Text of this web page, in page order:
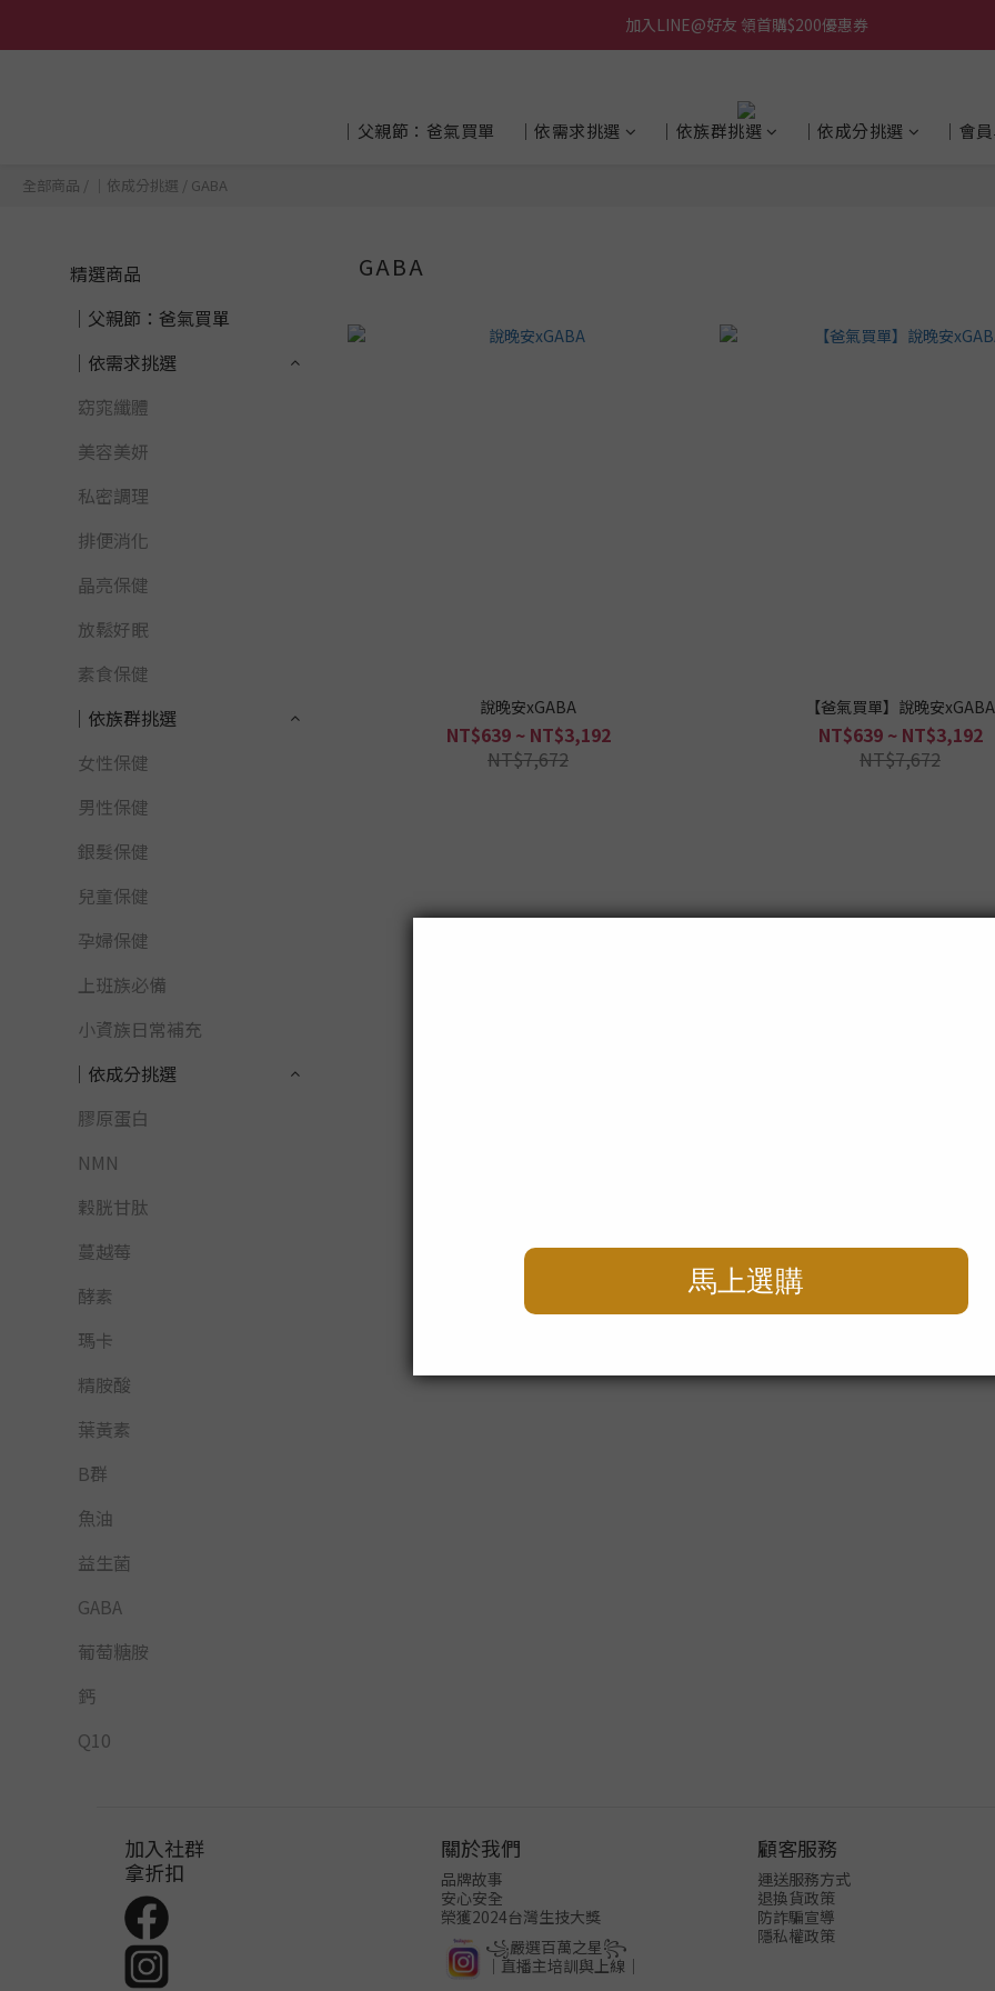
加入LINE@好友 領首購$200優惠券
│父親節：爸氣買單 │依需求挑選 │依族群挑選 │依成分挑選 │會
全部商品 / │依成分挑選 / GABA
精選商品
│父親節：爸氣買單
│依需求挑選
窈窕纖體
美容美妍
私密調理
排便消化
晶亮保健
放鬆好眠
素食保健
│依族群挑選
女性保健
男性保健
銀髮保健
兒童保健
孕婦保健
上班族必備
小資族日常補充
│依成分挑選
膠原蛋白
NMN
穀胱甘肽
蔓越莓
酵素
瑪卡
精胺酸
葉黃素
B群
魚油
益生菌
GABA
葡萄糖胺
鈣
Q10
GABA
說晚安xGABA
NT$639 ~ NT$3,192
NT$7,672
【爸氣買單】說晚安xGABA
NT$639 ~ NT$3,192
NT$7,672
加入社群
拿折扣
關於我們
品牌故事
安心安全
榮獲2024台灣生技大獎
꧁嚴選百萬之星꧂
│直播主培訓與上線│
顧客服務
運送服務方式
退換貨政策
防詐騙宣導
隱私權政策